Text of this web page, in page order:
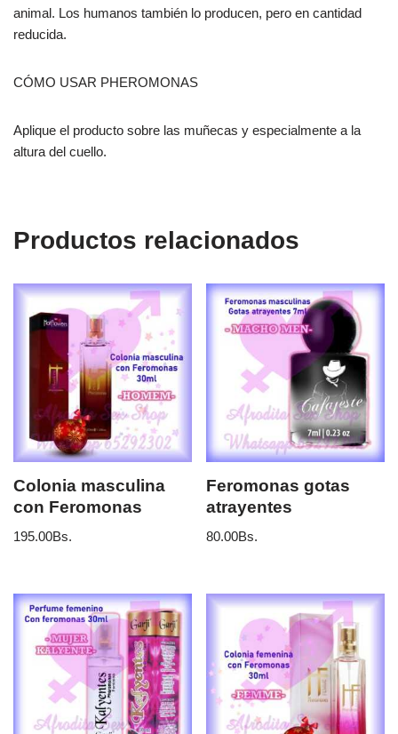
animal. Los humanos también lo producen, pero en cantidad
reducida.
CÓMO USAR PHEROMONAS
Aplique el producto sobre las muñecas y especialmente a la
altura del cuello.
Productos relacionados
Colonia masculina
con Feromonas
195.00Bs.
Feromonas gotas
atrayentes
80.00Bs.